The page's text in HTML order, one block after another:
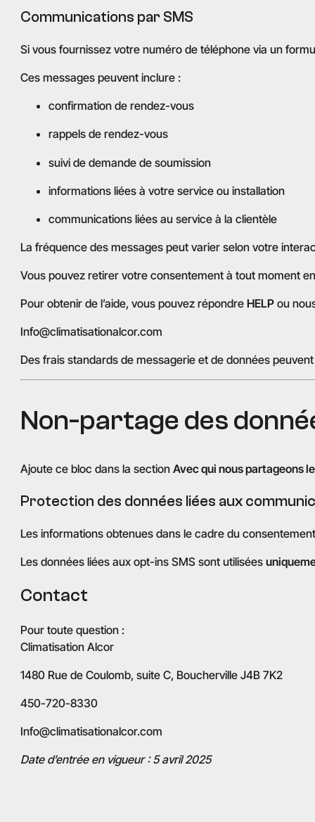
Communications par SMS
Si vous fournissez votre numéro de téléphone via un
Ces messages peuvent inclure :
confirmation de rendez-vous
rappels de rendez-vous
suivi de demande de soumission
informations liées à votre service ou installation
communications liées au service à la clientèle
La fréquence des messages peut varier selon votre
Vous pouvez retirer votre consentement à tout moment
Pour obtenir de l’aide, vous pouvez répondre HELPou
Info@climatisationalcor.com
Des frais standards de messagerie et de données
Non-partage des
Ajoute ce bloc dans la section Avec qui nous partageons
Protection des données liées aux
Les informations obtenues dans le cadre du
Les données liées aux opt-ins SMS sont utilisées
Contact
Pour toute question :
Climatisation Alcor
1480 Rue de Coulomb, suite C, Boucherville J4B 7K2
450-720-8330
Info@climatisationalcor.com
Date d’entrée en vigueur : 5 avril 2025